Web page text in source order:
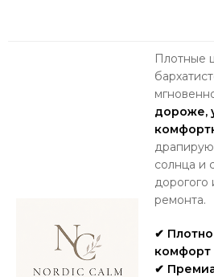
Плотные
дороже,
солнца и
дорогого
ремонта.
✔
комфорт
✔